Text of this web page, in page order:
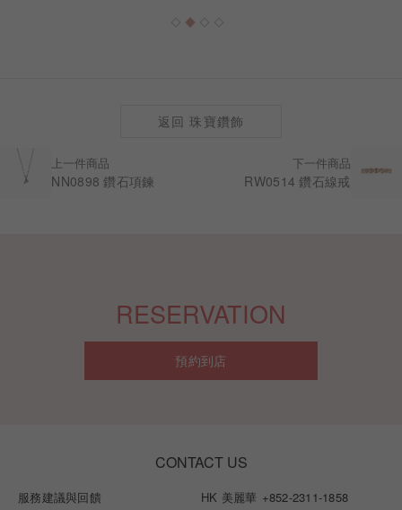
上一件商品
NN0898 鑽石項鍊
下一件商品
RW0514 鑽石線戒
返回 珠寶鑽飾
RESERVATION
預約到店
CONTACT US
服務建議與回饋 HK 美麗華 +852-2311-1858